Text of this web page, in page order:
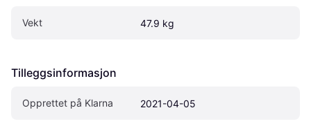
Vekt 47.9 kg
Tilleggsinformasjon
Opprettet på Klarna 2021-04-05